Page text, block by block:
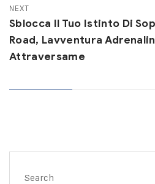
NEXT
Sblocca Il Tuo Istinto Di
Road, Lavventura
Attraversame
Search